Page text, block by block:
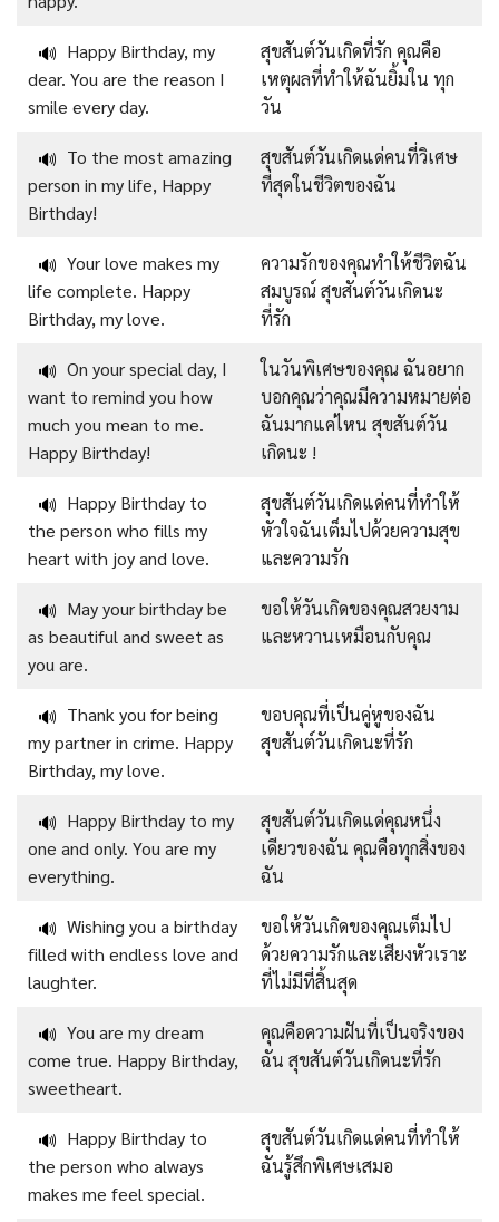
🔊 Happy Birthday, my
dear. You are the reason I
smile every day.
สุขสันต์วันเกิดที่รัก คุณคือ
เหตุผลที่ทำให้ฉันยิ้มใน ทุก
วัน
🔊 To the most amazing
person in my life, Happy
Birthday!
สุขสันต์วันเกิดแด่คนที่วิเศษ
ที่สุดในชีวิตของฉัน
🔊 Your love makes my
life complete. Happy
Birthday, my love.
ความรักของคุณทำให้ชีวิตฉัน
สมบูรณ์ สุขสันต์วันเกิดนะ
ที่รัก
🔊 On your special day, I
want to remind you how
much you mean to me.
Happy Birthday!
ในวันพิเศษของคุณ ฉันอยาก
บอกคุณว่าคุณมีความหมายต่อ
ฉันมากแค่ไหน สุขสันต์วัน
เกิดนะ !
🔊 Happy Birthday to
the person who fills my
heart with joy and love.
สุขสันต์วันเกิดแด่คนที่ทำให้
หัวใจฉันเต็มไปด้วยความสุข
และความรัก
🔊 May your birthday be
as beautiful and sweet as
you are.
ขอให้วันเกิดของคุณสวยงาม
และหวานเหมือนกับคุณ
🔊 Thank you for being
my partner in crime. Happy
Birthday, my love.
ขอบคุณที่เป็นคู่หูของฉัน
สุขสันต์วันเกิดนะที่รัก
🔊 Happy Birthday to my
one and only. You are my
everything.
สุขสันต์วันเกิดแด่คุณหนึ่ง
เดียวของฉัน คุณคือทุกสิ่งของ
ฉัน
🔊 Wishing you a birthday
filled with endless love and
laughter.
ขอให้วันเกิดของคุณเต็มไป
ด้วยความรักและเสียงหัวเราะ
ที่ไม่มีที่สิ้นสุด
🔊 You are my dream
come true. Happy Birthday,
sweetheart.
คุณคือความฝันที่เป็นจริงของ
ฉัน สุขสันต์วันเกิดนะที่รัก
🔊 Happy Birthday to
the person who always
makes me feel special.
สุขสันต์วันเกิดแด่คนที่ทำให้
ฉันรู้สึกพิเศษเสมอ